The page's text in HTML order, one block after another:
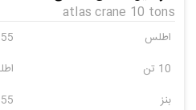
atlas crane 10 tons
اطلس
10 تن
بنز